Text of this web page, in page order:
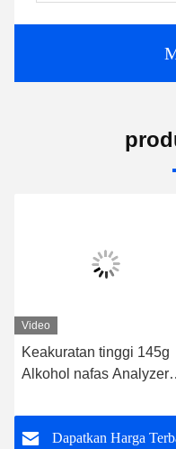
Video
Keakuratan tinggi 145g
Alkohol nafas Analyzer
5.7cm * 2.7cm
Dapatkan Harga